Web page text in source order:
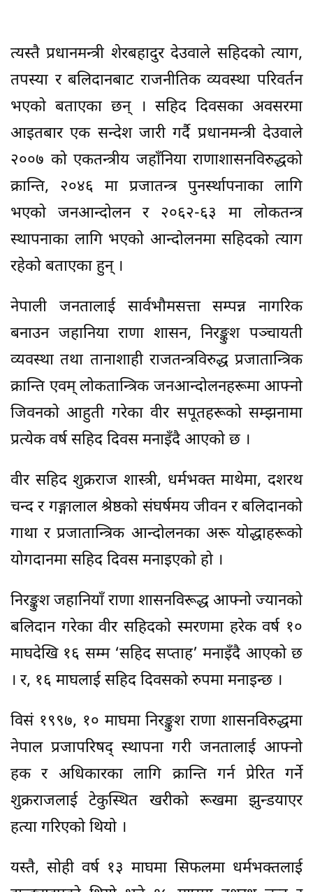
त्यस्तै प्रधानमन्त्री शेरबहादुर देउवाले सहिदको त्याग,
तपस्या र बलिदानबाट राजनीतिक व्यवस्था परिवर्तन
भएको बताएका छन् । सहिद दिवसका अवसरमा
आइतबार एक सन्देश जारी गर्दै प्रधानमन्त्री देउवाले
२००७ को एकतन्त्रीय जहाँनिया राणाशासनविरुद्धको
क्रान्ति, २०४६ मा प्रजातन्त्र पुनर्स्थापनाका लागि
भएको जनआन्दोलन र २०६२-६३ मा लोकतन्त्र
स्थापनाका लागि भएको आन्दोलनमा सहिदको त्याग
रहेको बताएका हुन् ।
नेपाली जनतालाई सार्वभौमसत्ता सम्पन्न नागरिक
बनाउन जहानिया राणा शासन, निरङ्कुश पञ्चायती
व्यवस्था तथा तानाशाही राजतन्त्रविरुद्ध प्रजातान्त्रिक
क्रान्ति एवम् लोकतान्त्रिक जनआन्दोलनहरूमा आफ्नो
जिवनको आहुती गरेका वीर सपूतहरूको सम्झनामा
प्रत्येक वर्ष सहिद दिवस मनाइँदै आएको छ ।
वीर सहिद शुक्रराज शास्त्री, धर्मभक्त माथेमा, दशरथ
चन्द र गङ्गालाल श्रेष्ठको संघर्षमय जीवन र बलिदानको
गाथा र प्रजातान्त्रिक आन्दोलनका अरू योद्धाहरूको
योगदानमा सहिद दिवस मनाइएको हो ।
निरङ्कुश जहानियाँ राणा शासनविरूद्ध आफ्नो ज्यानको
बलिदान गरेका वीर सहिदको स्मरणमा हरेक वर्ष १०
माघदेखि १६ सम्म ‘सहिद सप्ताह’ मनाइँदै आएको छ
। र, १६ माघलाई सहिद दिवसको रुपमा मनाइन्छ ।
विसं १९९७, १० माघमा निरङ्कुश राणा शासनविरुद्धमा
नेपाल प्रजापरिषद् स्थापना गरी जनतालाई आफ्नो
हक र अधिकारका लागि क्रान्ति गर्न प्रेरित गर्ने
शुक्रराजलाई टेकुस्थित खरीको रूखमा झुन्डयाएर
हत्या गरिएको थियो ।
यस्तै, सोही वर्ष १३ माघमा सिफलमा धर्मभक्तलाई